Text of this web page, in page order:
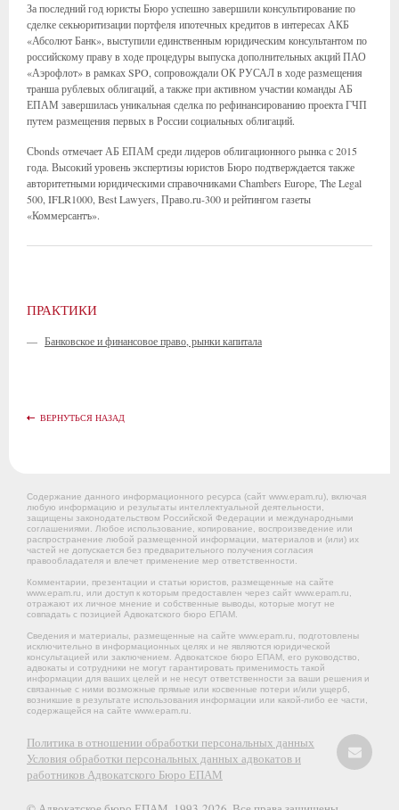
За последний год юристы Бюро успешно завершили консультирование по
сделке секьюритизации портфеля ипотечных кредитов в интересах АКБ
«Абсолют Банк», выступили единственным юридическим консультантом по
российскому праву в ходе процедуры выпуска дополнительных акций ПАО
«Аэрофлот» в рамках SPO, сопровождали ОК РУСАЛ в ходе размещения
транша рублевых облигаций, а также при активном участии команды АБ
ЕПАМ завершилась уникальная сделка по рефинансированию проекта ГЧП
путем размещения первых в России социальных облигаций.
Сbonds отмечает АБ ЕПАМ среди лидеров облигационного рынка с 2015
года. Высокий уровень экспертизы юристов Бюро подтверждается также
авторитетными юридическими справочниками Chambers Europe, The Legal
500, IFLR1000, Best Lawyers, Право.ru-300 и рейтингом газеты
«Коммерсантъ».
ПРАКТИКИ
— Банковское и финансовое право, рынки капитала
ВЕРНУТЬСЯ НАЗАД
Содержание данного информационного ресурса (сайт www.epam.ru), включая
любую информацию и результаты интеллектуальной деятельности,
защищены законодательством Российской Федерации и международными
соглашениями. Любое использование, копирование, воспроизведение или
распространение любой размещенной информации, материалов и (или) их
частей не допускается без предварительного получения согласия
правообладателя и влечет применение мер ответственности.
Комментарии, презентации и статьи юристов, размещенные на сайте
www.epam.ru, или доступ к которым предоставлен через сайт www.epam.ru,
отражают их личное мнение и собственные выводы, которые могут не
совпадать с позицией Адвокатского бюро ЕПАМ.
Сведения и материалы, размещенные на сайте www.epam.ru, подготовлены
исключительно в информационных целях и не являются юридической
консультацией или заключением. Адвокатское бюро ЕПАМ, его руководство,
адвокаты и сотрудники не могут гарантировать применимость такой
информации для ваших целей и не несут ответственности за ваши решения и
связанные с ними возможные прямые или косвенные потери и/или ущерб,
возникшие в результате использования информации или какой-либо ее части,
содержащейся на сайте www.epam.ru.
Политика в отношении обработки персональных данных
Условия обработки персональных данных адвокатов и
работников Адвокатского Бюро ЕПАМ